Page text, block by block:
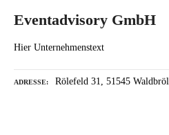
Eventadvisory GmbH
Hier Unternehmenstext
ADRESSE Rölefeld 31, 51545 Waldbröl